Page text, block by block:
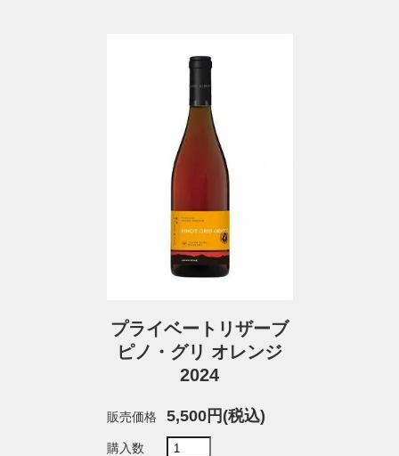
プライベートリザーブ
ピノ・グリ オレンジ
2024
販売価格 5,500円(税込)
購入数